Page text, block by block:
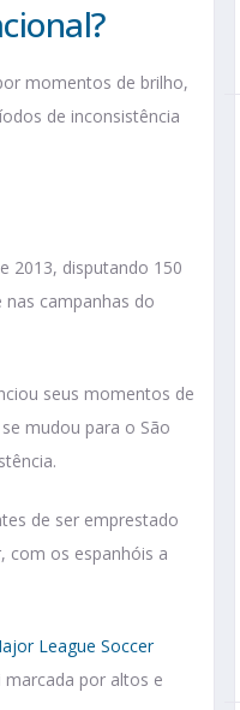
momentos de brilho,
de inconsistência
2013, disputando 150
campanhas do
seus momentos de
mudou para o São
de ser emprestado
com os espanhóis a
League Soccer
por altos e